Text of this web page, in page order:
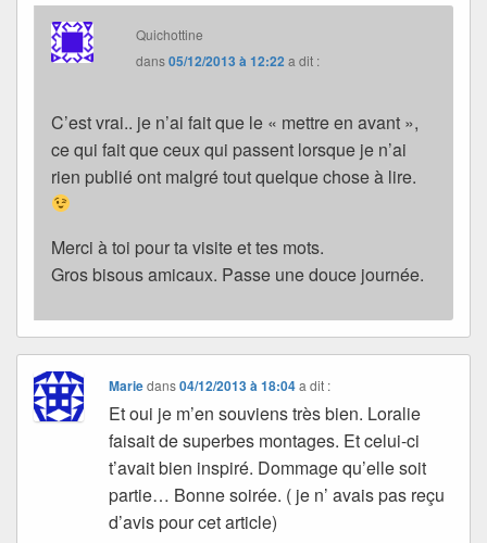
Quichottine
dans05/12/2013 à 12:22 a dit :
C’est vrai.. je n’ai fait que le « mettre en avant »,
ce qui fait que ceux qui passent lorsque je n’ai
rien publié ont malgré tout quelque chose à lire.
Merci à toi pour ta visite et tes mots.
Gros bisous amicaux. Passe une douce journée.
Mariedans04/12/2013 à 18:04 a dit :
Et oui je m’en souviens très bien. Loralie
faisait de superbes montages. Et celui-ci
t’avait bien inspiré. Dommage qu’elle soit
partie… Bonne soirée. ( je n’ avais pas reçu
d’avis pour cet article)